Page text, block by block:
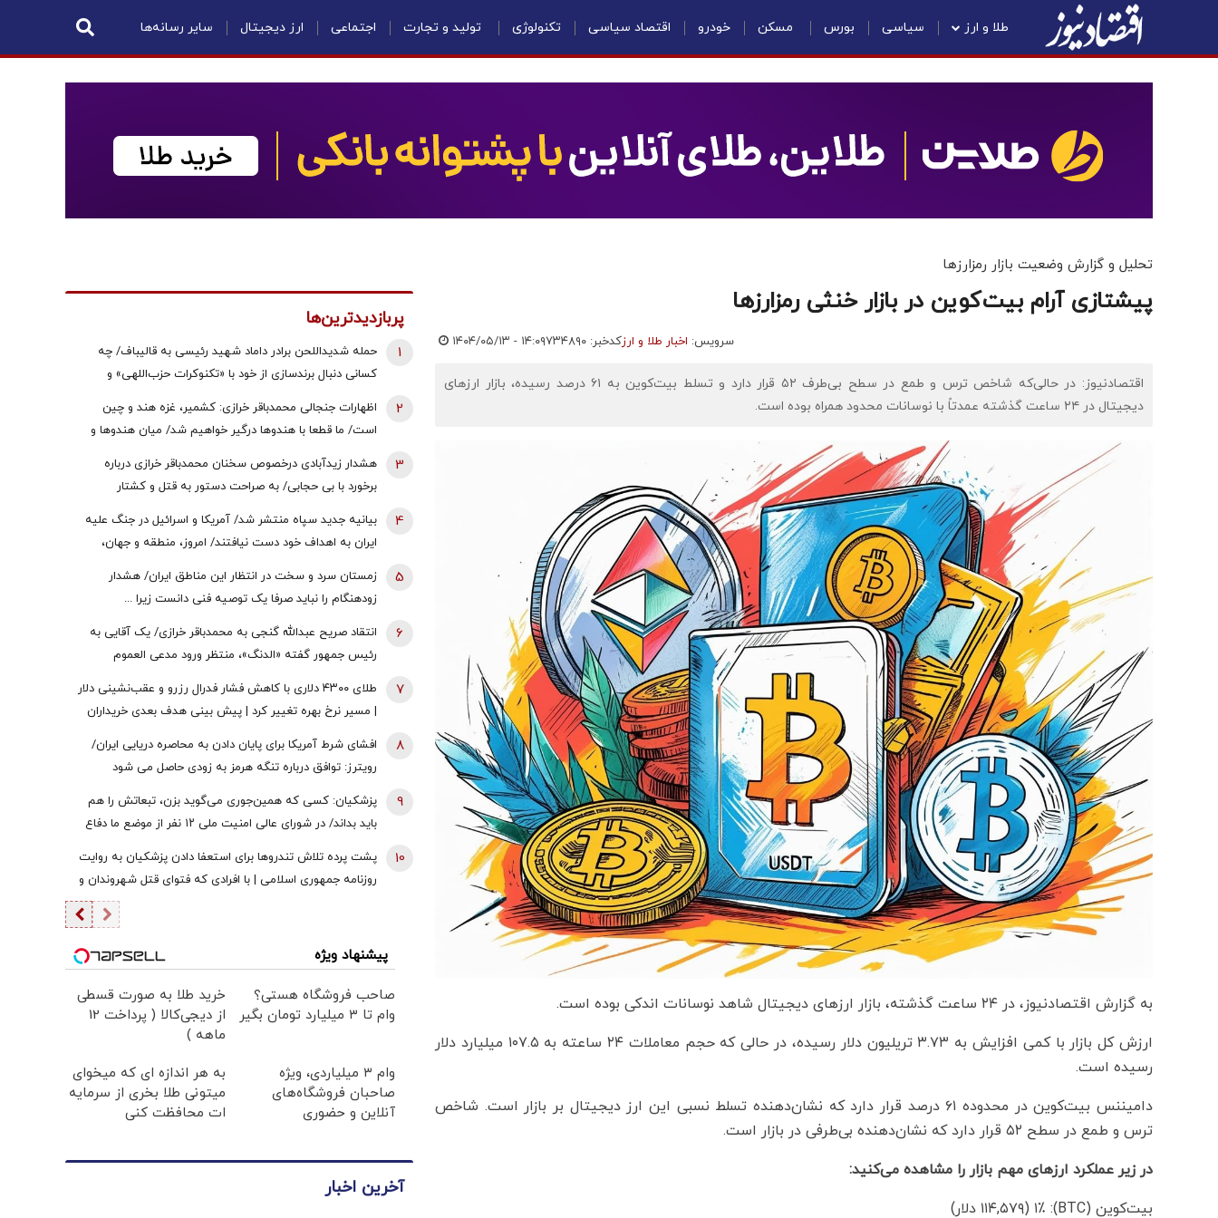
طلا و ارز سیاسی بورس مسکن خودرو اقتصاد سیاسی تکنولوژی تولید و تجارت اجتماعی ارز دیجیتال سایر رسانه‌ها
تحلیل و گزارش وضعیت بازار رمزارزها
پیشتازی آرام بیت‌کوین در بازار خنثی رمزارزها
سرویس: اخبار طلا و ارزکدخبر: ۷۳۴۸۹۰ ۱۴۰۴/۰۵/۱۳ - ۱۴:۰۹
اقتصادنیوز: در حالی‌که شاخص ترس و طمع در سطح بی‌طرف ۵۲ قرار دارد و تسلط بیت‌کوین به ۶۱ درصد رسیده، بازار ارزهای
دیجیتال در ۲۴ ساعت گذشته عمدتاً با نوسانات محدود همراه بوده است.
به گزارش اقتصادنیوز، در ۲۴ ساعت گذشته، بازار ارزهای دیجیتال شاهد نوسانات اندکی بوده است.
ارزش کل بازار با کمی افزایش به ۳.۷۳ تریلیون دلار رسیده، در حالی که حجم معاملات ۲۴ ساعته به ۱۰۷.۵ میلیارد دلار
رسیده است.
دامیننس بیت‌کوین در محدوده ۶۱ درصد قرار دارد که نشان‌دهنده تسلط نسبی این ارز دیجیتال بر بازار است. شاخص
ترس و طمع در سطح ۵۲ قرار دارد که نشان‌دهنده بی‌طرفی در بازار است.
در زیر عملکرد ارزهای مهم بازار را مشاهده می‌کنید:
بیت‌کوین (BTC): ۱٪ (۱۱۴,۵۷۹ دلار)
پربازدیدترین‌ها
حمله شدیداللحن برادر داماد شهید رئیسی به قالیباف/ چه
کسانی دنبال برندسازی از خود با «تکنوکرات حزب‌اللهی» و
1
اظهارات جنجالی محمدباقر خرازی: کشمیر، غزه هند و چین
است/ ما قطعا با هندوها درگیر خواهیم شد/ میان هندوها و
2
هشدار زیدآبادی درخصوص سخنان محمدباقر خرازی درباره
برخورد با بی حجابی/ به صراحت دستور به قتل و کشتار
شهروندان و اشغال دوایر دولتی داده است/ چگونه چنین فرد
خطرناکی آزاد است؟
3
بیانیه جدید سپاه منتشر شد/ آمریکا و اسرائیل در جنگ علیه
ایران به اهداف خود دست نیافتند/ امروز، منطقه و جهان،
4
زمستان سرد و سخت در انتظار این مناطق ایران/ هشدار
زودهنگام را نباید صرفا یک توصیه فنی دانست زیرا ...
5
انتقاد صریح عبدالله گنجی به محمدباقر خرازی/ یک آقایی به
رئیس جمهور گفته «الدنگ»، منتظر ورود مدعی العموم
قوه قضائیه ورود نمی‌کند؟
6
طلای ۴۳۰۰ دلاری با کاهش فشار فدرال رزرو و عقب‌نشینی دلار
| مسیر نرخ بهره تغییر کرد | پیش بینی هدف بعدی خریداران
7
افشای شرط آمریکا برای پایان دادن به محاصره دریایی ایران/
رویترز: توافق درباره تنگه هرمز به زودی حاصل می شود
8
پزشکیان: کسی که همین‌جوری می‌گوید بزن، تبعاتش را هم
باید بداند/ در شورای عالی امنیت ملی ۱۲ نفر از موضع ما دفاع
9
پشت پرده تلاش تندروها برای استعفا دادن پزشکیان به روایت
روزنامه جمهوری اسلامی | با افرادی که فتوای قتل شهروندان و
حکم شورش علیه دولت را صادر می‌کنند برخورد قاطعانه شود
10
پیشنهاد ویژه
صاحب فروشگاه هستی؟
وام تا ۳ میلیارد تومان بگیر
خرید طلا به صورت قسطی
از دیجی‌کالا ( پرداخت 12
ماهه )
وام ۳ میلیاردی، ویژه
صاحبان فروشگاه‌های
آنلاین و حضوری
به هر اندازه ای که میخوای
میتونی طلا بخری از سرمایه
ات محافظت کنی
آخرین اخبار